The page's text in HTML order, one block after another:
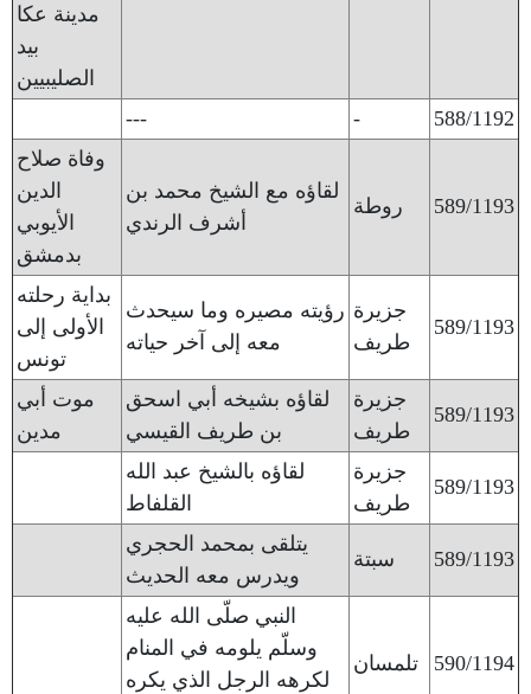
مدينة عكا
بيد
الصليبيين
588/1192
-
---
589/1193 روطة
لقاؤه مع الشيخ محمد بن
أشرف الرندي
وفاة صلاح
الدين
الأيوبي
بدمشق
589/1193
جزيرة
طريف
رؤيته مصيره وما سيحدث
معه إلى آخر حياته
بداية رحلته
الأولى إلى
تونس
589/1193
جزيرة
طريف
لقاؤه بشيخه أبي اسحق
بن طريف القيسي
موت أبي
مدين
589/1193
جزيرة
طريف
لقاؤه بالشيخ عبد الله
القلفاط
589/1193 سبتة
يتلقى بمحمد الحجري
ويدرس معه الحديث
590/1194 تلمسان
النبي صلّى الله عليه
وسلّم يلومه في المنام
لكرهه الرجل الذي يكره